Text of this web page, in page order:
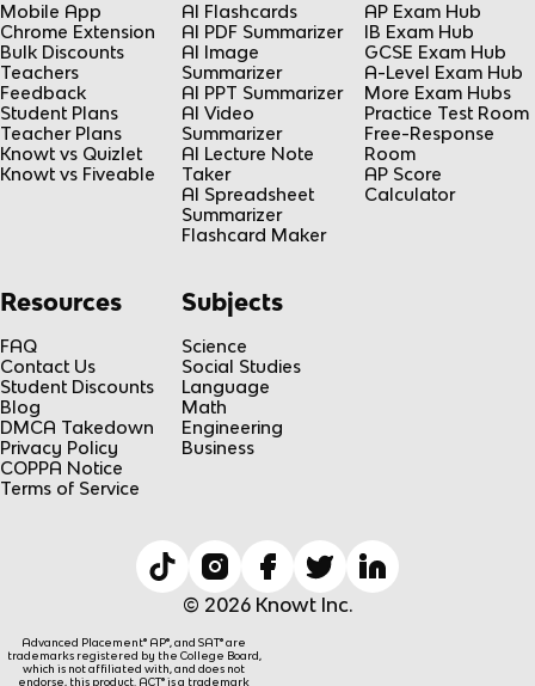
Mobile App
Chrome Extension
Bulk Discounts
Teachers
Feedback
Student Plans
Teacher Plans
Knowt vs Quizlet
Knowt vs Fiveable
AI Flashcards
AI PDF Summarizer
AI Image
Summarizer
AI PPT Summarizer
AI Video
Summarizer
AI Lecture Note
Taker
AI Spreadsheet
Summarizer
Flashcard Maker
AP Exam Hub
IB Exam Hub
GCSE Exam Hub
A-Level Exam Hub
More Exam Hubs
Practice Test Room
Free-Response
Room
AP Score
Calculator
Resources
FAQ
Contact Us
Student Discounts
Blog
DMCA Takedown
Privacy Policy
COPPA Notice
Terms of Service
Subjects
Science
Social Studies
Language
Math
Engineering
Business
© 2026 Knowt Inc.
Advanced Placement® AP®, and SAT® are
trademarks registered by the College Board,
which is not affiliated with, and does not
endorse, this product. ACT® is a trademark